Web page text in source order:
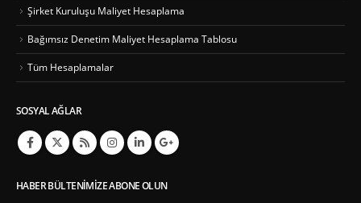
Şirket Kuruluşu Maliyet Hesaplama
Bağımsız Denetim Maliyet Hesaplama Tablosu
Tüm Hesaplamalar
SOSYAL AĞLAR
HABER BÜLTENIMIZE ABONE OLUN